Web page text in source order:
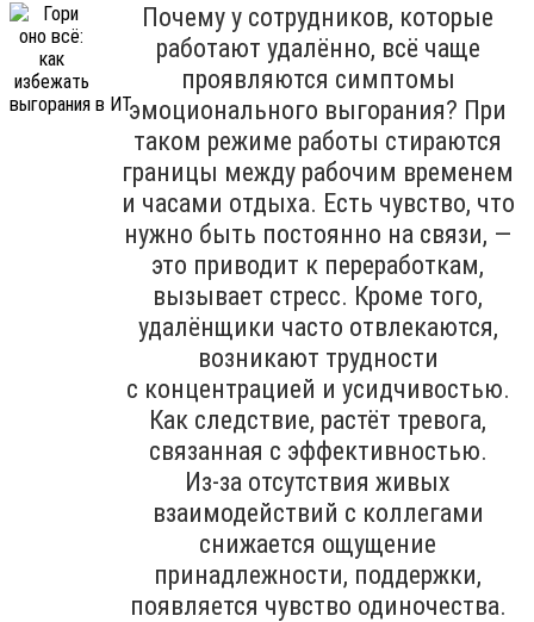
Почему у сотрудников, которые
работают удалённо, всё чаще
проявляются симптомы
эмоционального выгорания? При
таком режиме работы стираются
границы между рабочим временем
и часами отдыха. Есть чувство, что
нужно быть постоянно на связи, —
это приводит к переработкам,
вызывает стресс. Кроме того,
удалёнщики часто отвлекаются,
возникают трудности
с концентрацией и усидчивостью.
Как следствие, растёт тревога,
связанная с эффективностью.
Из-за отсутствия живых
взаимодействий с коллегами
снижается ощущение
принадлежности, поддержки,
появляется чувство одиночества.